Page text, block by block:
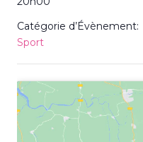
Catégorie d’Évènement:
Sport